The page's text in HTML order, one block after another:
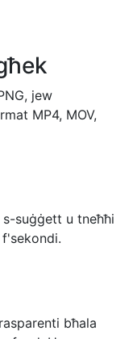
jew
MP4, MOV,
suġġett u tneħħi
bħala